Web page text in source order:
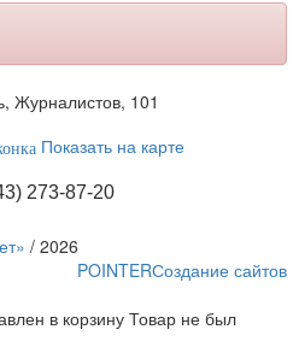
Журналистов, 101
Показать на карте
273-87-20
/ 2026
POINTERСоздание сайтов
в корзину Товар не был